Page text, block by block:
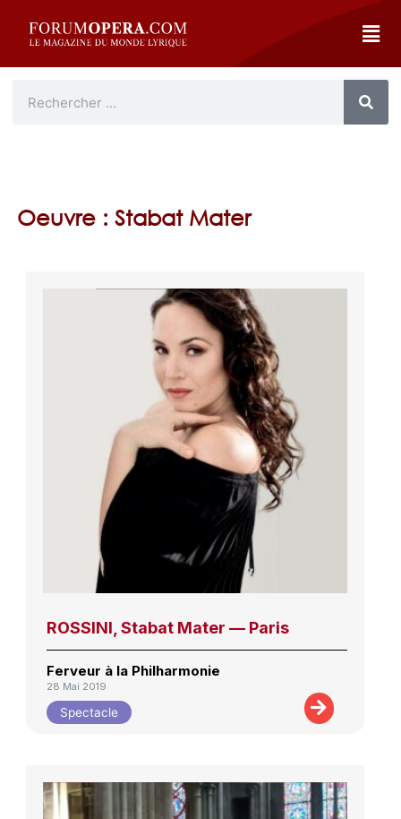
Oeuvre : Stabat Mater
ROSSINI, Stabat Mater — Paris
Ferveur à la Philharmonie
28 Mai 2019
Spectacle